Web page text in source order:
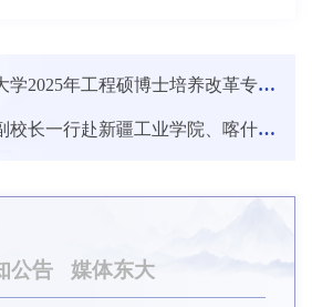
年工程硕博士培养改革专项研究生入企实践动员大会举行
长一行赴新疆工业学院、喀什大学调研交流
公告 媒体东大